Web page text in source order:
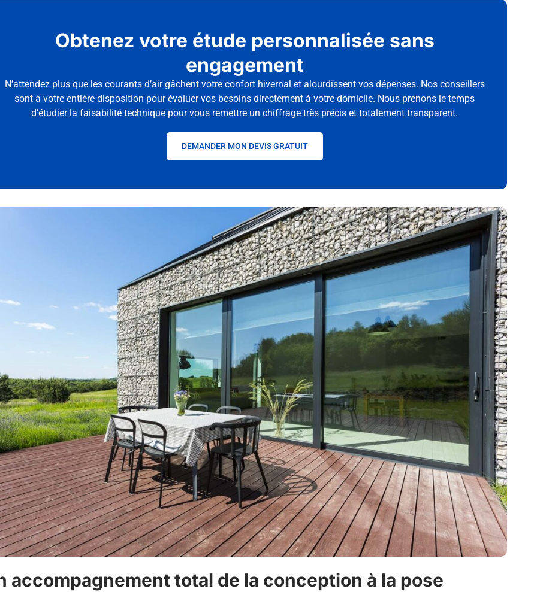
Obtenez votre étude personnalisée sans
engagement
N’attendez plus que les courants d’air gâchent votre confort hivernal et alourdissent vos dépenses. Nos conseillers
sont à votre entière disposition pour évaluer vos besoins directement à votre domicile. Nous prenons le temps
d’étudier la faisabilité technique pour vous remettre un chiffrage très précis et totalement transparent.
DEMANDER MON DEVIS GRATUIT
accompagnement total de la conception à la pose